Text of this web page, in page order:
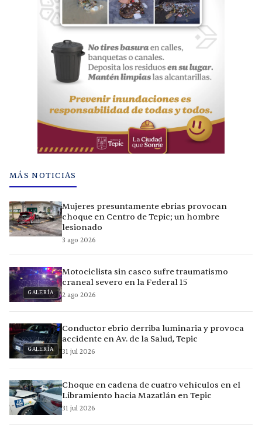
MÁS NOTICIAS
Mujeres presuntamente ebrias provocan
choque en Centro de Tepic; un hombre
lesionado
3 ago 2026
GALERÍA
Motociclista sin casco sufre traumatismo
craneal severo en la Federal 15
2 ago 2026
GALERÍA
Conductor ebrio derriba luminaria y provoca
accidente en Av. de la Salud, Tepic
31 jul 2026
Choque en cadena de cuatro vehículos en el
Libramiento hacia Mazatlán en Tepic
31 jul 2026